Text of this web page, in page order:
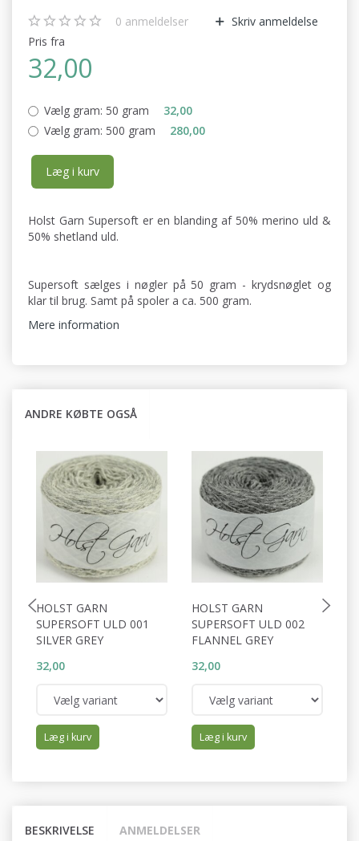
0 anmeldelser
Skriv anmeldelse
Pris fra
32,00
Vælg gram: 50 gram
32,00
Vælg gram: 500 gram 280,00
Læg i kurv
Holst Garn Supersoft er en blanding af 50% merino uld &
50% shetland uld.
Supersoft sælges i nøgler på 50 gram - krydsnøglet og
klar til brug. Samt på spoler a ca. 500 gram.
Mere information
ANDRE KØBTE OGSÅ
HOLST GARN
SUPERSOFT ULD 001
SILVER GREY
32,00
Læg i kurv
HOLST GARN
SUPERSOFT ULD 002
FLANNEL GREY
32,00
Læg i kurv
BESKRIVELSE ANMELDELSER